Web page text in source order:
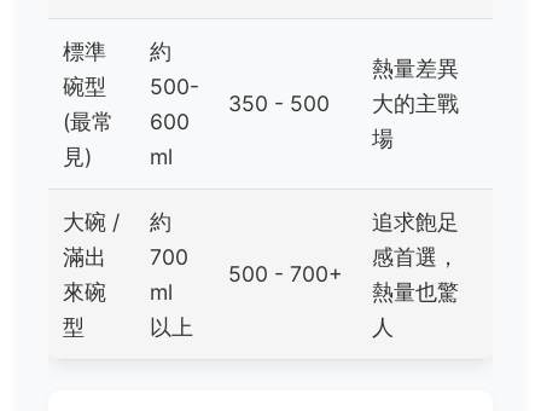
標準
碗型
(最常
見)
約
500-
600
ml
350 - 500
熱量差異
大的主戰
場
大碗 /
滿出
來碗
型
約
700
ml
以上
500 - 700+
追求飽足
感首選，
熱量也驚
人